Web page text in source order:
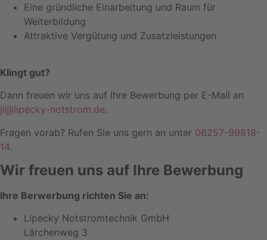
Eine gründliche Einarbeitung und Raum für
Weiterbildung
Attraktive Vergütung und Zusatzleistungen
Klingt gut?
Dann freuen wir uns auf Ihre Bewerbung per E-Mail an
jl@lipecky-notstrom.de.
Fragen vorab? Rufen Sie uns gern an unter 06257-99818-
14.
Wir freuen uns auf Ihre Bewerbung
Ihre Berwerbung richten Sie an:
Lipecky Notstromtechnik GmbH
Lärchenweg 3